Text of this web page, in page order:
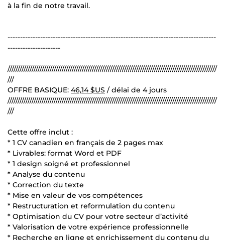
à la fin de notre travail.
-----------------------------------------------------------------------------------
---------------------
////////////////////////////////////////////////////////////////////////////////////////////////////////
///
OFFRE BASIQUE: 46,14 $US / délai de 4 jours
////////////////////////////////////////////////////////////////////////////////////////////////////////
///
Cette offre inclut :
* 1 CV canadien en français de 2 pages max
* Livrables: format Word et PDF
* 1 design soigné et professionnel
* Analyse du contenu
* Correction du texte
* Mise en valeur de vos compétences
* Restructuration et reformulation du contenu
* Optimisation du CV pour votre secteur d’activité
* Valorisation de votre expérience professionnelle
* Recherche en ligne et enrichissement du contenu du